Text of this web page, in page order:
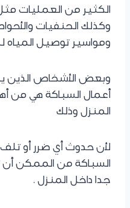
الكثير من العمليات
وكذلك الحنفيات
ومواسير توصيل المياه
وبعض الأشخاص الذين
أعمال السباكة هي من
المنزل وذلك
لأن حدوث أي ضرر أو
السباكة من الممكن أن
جدا داخل المنزل .